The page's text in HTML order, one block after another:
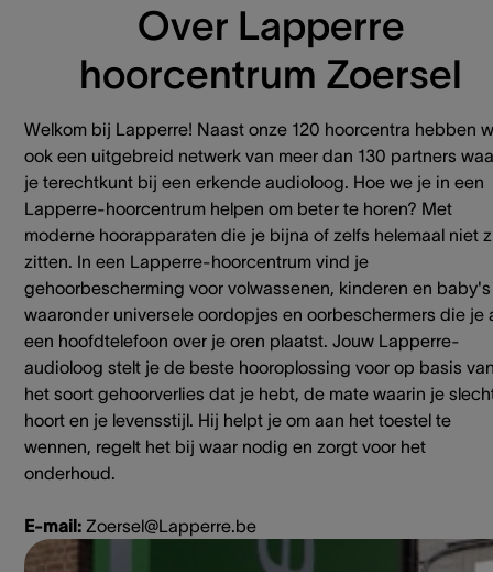
Over Lapperre
hoorcentrum Zoersel
Welkom bij Lapperre! Naast onze 120 hoorcentra hebben
ook een uitgebreid netwerk van meer dan 130 partners
je terechtkunt bij een erkende audioloog. Hoe we je in een
Lapperre-hoorcentrum helpen om beter te horen? Met
moderne hoorapparaten die je bijna of zelfs helemaal niet
zitten. In een Lapperre-hoorcentrum vind je
gehoorbescherming voor volwassenen, kinderen en baby's
waaronder universele oordopjes en oorbeschermers die je
een hoofdtelefoon over je oren plaatst. Jouw Lapperre-
audioloog stelt je de beste hooroplossing voor op basis
het soort gehoorverlies dat je hebt, de mate waarin je
hoort en je levensstijl. Hij helpt je om aan het toestel te
wennen, regelt het bij waar nodig en zorgt voor het
onderhoud.
E-mail: Zoersel@Lapperre.be